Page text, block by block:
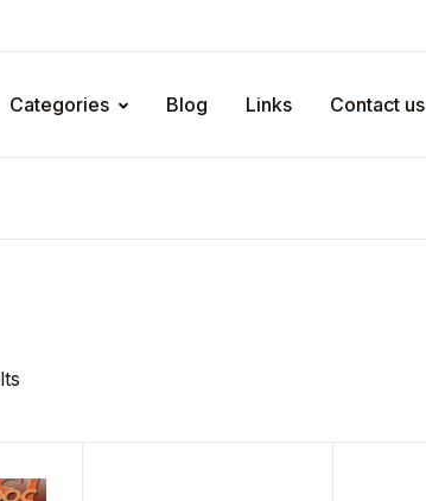
Categories Blog Links Contact us